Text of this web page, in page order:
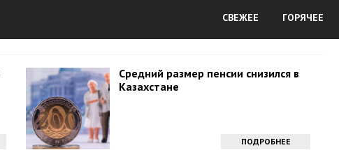
СВЕЖЕЕ ГОРЯЧЕЕ
Средний размер пенсии снизился в
Казахстане
ПОДРОБНЕЕ